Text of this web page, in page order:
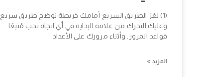
(1) لغز الطريق السريع أمامك خريطة توضح طريق سريع
وعليك التحرك من علامة البداية في أي اتجاه تحب مُتبعًا
قواعد المرور. وأثناء مرورك على الأعداد
المزيد »